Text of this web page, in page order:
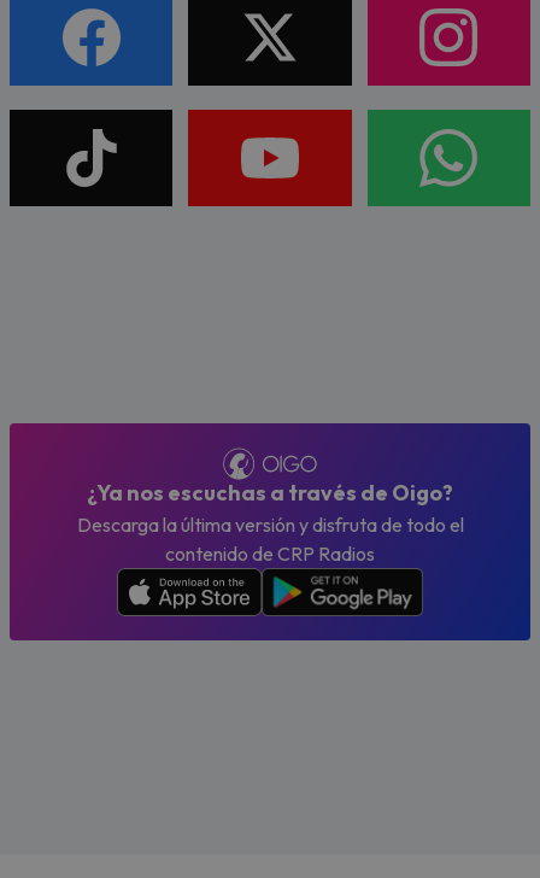
¿Ya nos escuchas a través de Oigo?
Descarga la última versión y disfruta de todo el
contenido de CRP Radios